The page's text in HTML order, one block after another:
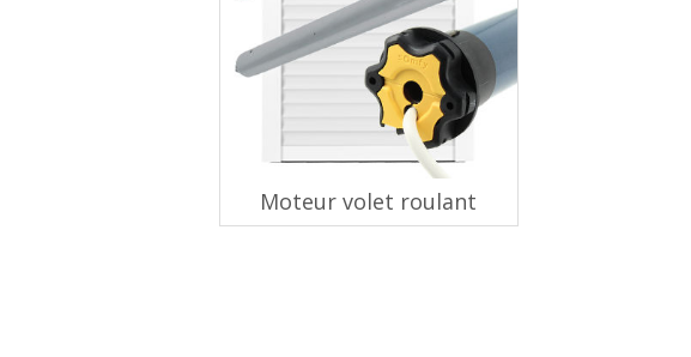
Moteur volet roulant